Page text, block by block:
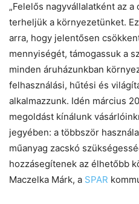
„Felelős nagyvállalatként az
terheljük a környezetünket.
arra, hogy jelentősen
mennyiségét, támogassuk a
minden áruházunkban
felhasználási, hűtési és
alkalmazzunk. Idén március
megoldást kínálunk
jegyében: a többször
műanyag zacskó
hozzásegítenek az élhetőbb
Maczelka Márk, a SPAR